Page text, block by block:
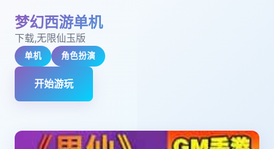
梦幻西游单机
下载,无限仙玉版
单机 角色扮演
开始游玩